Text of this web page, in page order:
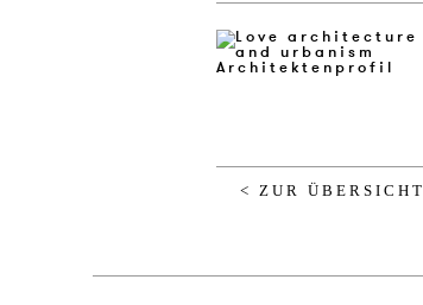
< ZUR ÜBERSICHT